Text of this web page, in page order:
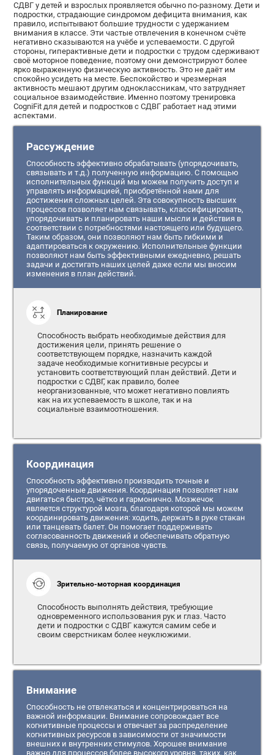
СДВГ у детей и взрослых проявляется обычно по-разному. Дети и
подростки, страдающие синдромом дефицита внимания, как
правило, испытывают большие трудности с удержанием
внимания в классе. Эти частые отвлечения в конечном счёте
негативно сказываются на учёбе и успеваемости. С другой
стороны, гиперактивные дети и подростки с трудом сдерживают
своё моторное поведение, поэтому они демонстрируют более
ярко выраженную физическую активность. Это не даёт им
спокойно усидеть на месте. Беспокойство и чрезмерная
активность мешают другим одноклассникам, что затрудняет
социальное взаимодействие. Именно поэтому тренировка
CogniFit для детей и подростков с СДВГ работает над этими
аспектами.
Рассуждение
Способность эффективно обрабатывать (упорядочивать,
связывать и т.д.) полученную информацию. С помощью
исполнительных функций мы можем получить доступ и
управлять информацией, приобретённой нами для
достижения сложных целей. Эта совокупность высших
процессов позволяет нам связывать, классифицировать,
упорядочивать и планировать наши мысли и действия в
соответствии с потребностями настоящего или будущего.
Таким образом, они позволяют нам быть гибкими и
адаптироваться к окружению. Исполнительные функции
позволяют нам быть эффективными ежедневно, решать
задачи и достигать наших целей даже если мы вносим
изменения в план действий.
Планирование
Способность выбрать необходимые действия для
достижения цели, принять решение о
соответствующем порядке, назначить каждой
задаче необходимые когнитивные ресурсы и
установить соответствующий план действий. Дети и
подростки с СДВГ, как правило, более
неорганизованные, что может негативно повлиять
как на их успеваемость в школе, так и на
социальные взаимоотношения.
Координация
Способность эффективно производить точные и
упорядоченные движения. Координация позволяет нам
двигаться быстро, чётко и гармонично. Мозжечок
является структурой мозга, благодаря которой мы можем
координировать движения: ходить, держать в руке стакан
или танцевать балет. Он помогает поддерживать
согласованность движений и обеспечивать обратную
связь, получаемую от органов чувств.
Зрительно-моторная координация
Способность выполнять действия, требующие
одновременного использования рук и глаз. Часто
дети и подростки с СДВГ кажутся самим себе и
своим сверстникам более неуклюжими.
Внимание
Способность не отвлекаться и концентрироваться на
важной информации. Внимание сопровождает все
когнитивные процессы и отвечает за распределение
когнитивных ресурсов в зависимости от значимости
внешних и внутренних стимулов. Хорошее внимание
важно для процессов более высокого уровня, таких, как